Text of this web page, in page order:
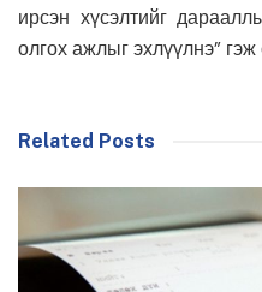
ирсэн хүсэлтийг
олгох ажлыг эхлүүлнэ”
Related Posts